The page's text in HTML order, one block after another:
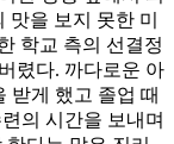
을 보지 못한 미
학교 측의 선결정
렸다. 까다로운 아
받게 했고 졸업 때
의 시간을 보내며